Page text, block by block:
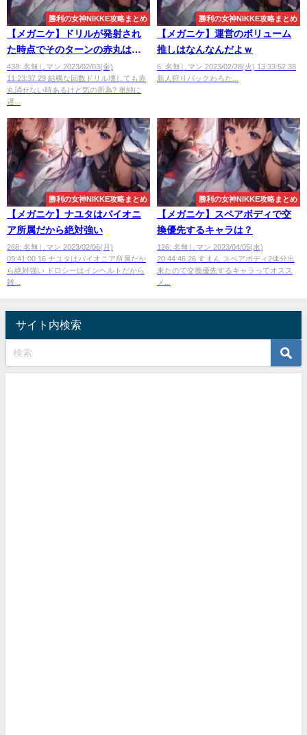
勝利の女神NIKKE攻略まとめ
【メガニケ】ドリルが発射され
た時点でそのターンの赤丸はも
う壊せない
438: 名無しマン 2023/02/03(金)
11:23:37.29 結構な回数ドリル壊しても赤
丸消せない時あるけど気の所為? 単純に
遅...
勝利の女神NIKKE攻略まとめ
【メガニケ】運営のボリューム
推しはなんなんだよｗ
6: 名無しマン 2023/02/28(火) 13:33:52.38
新人狩りパックわろた...
勝利の女神NIKKE攻略まとめ
【メガニケ】ナユタはパイオニ
ア所属だから絶対強い
268: 名無しマン 2023/02/06(月)
09:41:00.16 ナユタはパイオニア所属だか
ら絶対強い ドロシーはインヘルトだから
雑...
勝利の女神NIKKE攻略まとめ
【メガニケ】スペアボディで交
換優先するキャラは？
126: 名無しマン 2023/04/05(水)
20:44:46.26 すまん スペアボディ2体分出
来たので交換優先するキャラってオスス
メ...
サイト内検索